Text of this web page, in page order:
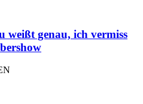
weißt genau, ich vermiss